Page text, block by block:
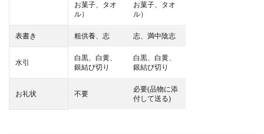
お菓子、タオ
ル）
お菓子、タオ
ル）
表書き 粗供養、志 志、満中陰志
水引
白黒、白黄、
銀結び切り
白黒、白黄、
銀結び切り
お礼状 不要
必要(品物に添
付して送る)